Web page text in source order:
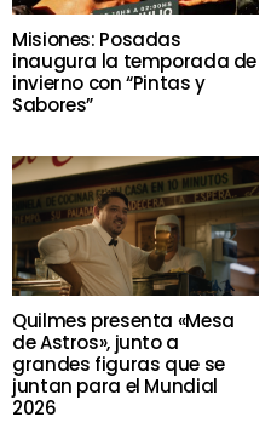
Misiones: Posadas
inaugura la temporada de
invierno con “Pintas y
Sabores”
Quilmes presenta «Mesa
de Astros», junto a
grandes figuras que se
juntan para el Mundial
2026